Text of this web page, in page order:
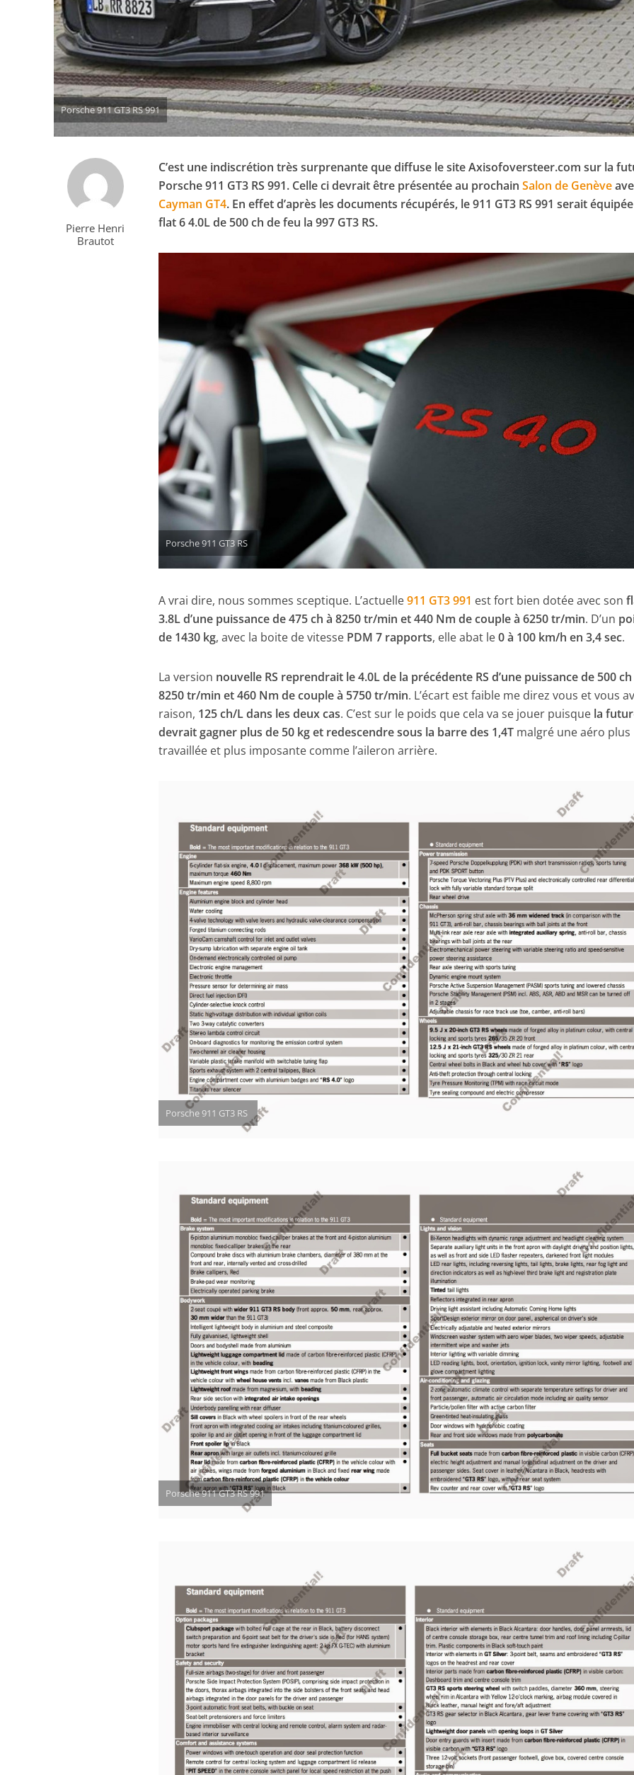
Porsche 911 GT3 RS 991
Pierre Henri
Brautot
C’est une indiscrétion très surprenante que diffuse le site Axisofoversteer.com sur la
Porsche 911 GT3 RS 991. Celle ci devrait être présentée au prochainSalon de Genève
Cayman GT4. En effet d’après les documents récupérés, le 911 GT3 RS 991 serait
flat 6 4.0L de 500 ch de feu la 997 GT3 RS.
Porsche 911 GT3 RS
A vrai dire, nous sommes sceptique. L’actuelle911 GT3 991 est fort bien dotée avec son
3.8L d’une puissance de 475 ch à 8250 tr/min et 440 Nm de couple à 6250 tr/min. D’un
de 1430 kg, avec la boite de vitesse PDM 7 rapports, elle abat le0 à 100 km/h en 3,4 sec.
La version nouvelle RS reprendrait le 4.0L de la précédente RS d’une puissance de 500
8250 tr/min et 460 Nm de couple à 5750 tr/min. L’écart est faible me direz vous et vous
raison, 125 ch/L dans les deux cas. C’est sur le poids que cela va se jouer puisque la
devrait gagner plus de 50 kg et redescendre sous la barre des 1,4T malgré une aéro plus
travaillée et plus imposante comme l’aileron arrière.
Porsche 911 GT3 RS
Porsche 911 GT3 RS 991